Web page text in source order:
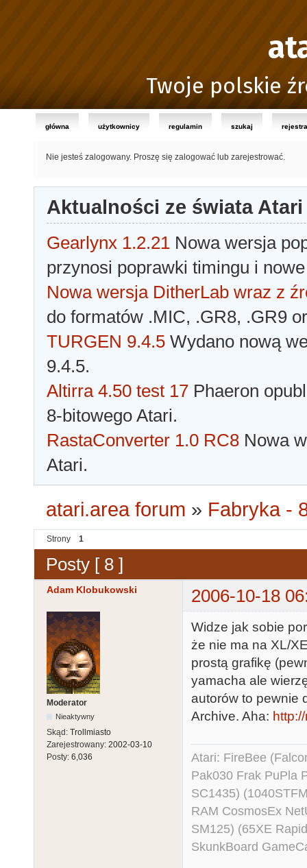
Twoje polskie
główna użytkownicy regulamin szukaj
Nie jesteś zalogowany. Proszę się zalogować lub zarejestrować.
Aktualności ze świata Atari
Gearlynx 1.2.21 Nowa wersja
przynosi poprawki timingu i
Nowa wersja DitherLab wraz z
do formatów .MIC, .GR8, .GR9
TURGEN 9.4.5 Wydano nową
9.4.5.
Altirra 4.50 test 17 Phaeron
8-bitowego Atari.
RastaConverter 1.0 RC8 Nowa
Atari.
atari.area forum » Fabryka -
Strony 1
Posty [ 8 ]
Adam Klobukowski 2006-10-18
Moderator
Nieaktywny
Skąd: Trollmiasto
Zarejestrowany: 2002-03-10
Posty: 6,036
Widze jak sobie
że nie ma na XL/
prostą grafikę
yamacha ale
autorów to pewnie
Archive. Aha:
Atari: FireBee
Pak030 Frak PuPla
SC1435)
RAM CosmosEx
SM125) (65XE
SkunkBoard